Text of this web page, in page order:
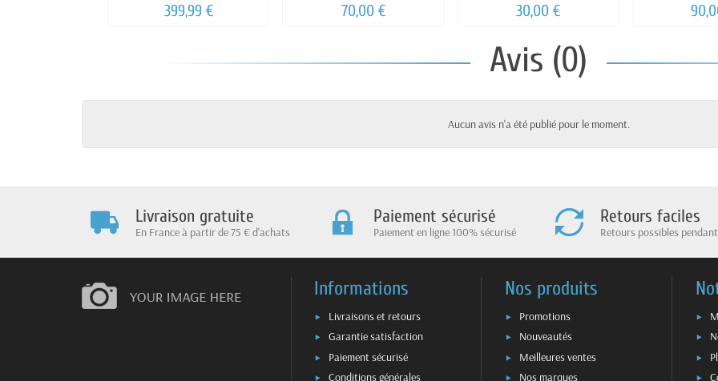
399,99 €
70,00 €
30,00 €
Avis (0)
Aucun avis n'a été publié pour le moment.
Livraison gratuite
En France à partir de 75 € d'achats
Paiement sécurisé
Paiement en ligne 100% sécurisé
Retours faciles
Retours possibles
Informations
Livraisons et retours
Garantie satisfaction
Paiement sécurisé
Conditions générales
Nos produits
Promotions
Nouveautés
Meilleures ventes
Nos marques